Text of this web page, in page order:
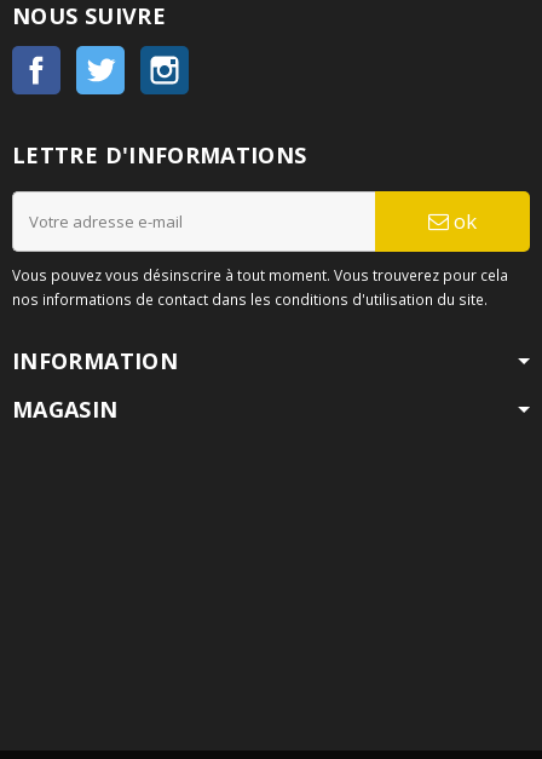
NOUS SUIVRE
Facebook Twitter
LETTRE D'INFORMATIONS
ok
Vous pouvez vous désinscrire à tout moment. Vous trouverez pour cela
nos informations de contact dans les conditions d'utilisation du site.
INFORMATION
MAGASIN